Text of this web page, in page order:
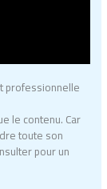
professionnelle
le contenu. Car
toute son
pour un